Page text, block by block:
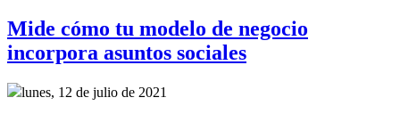
Mide cómo tu modelo de negocio
incorpora asuntos sociales
lunes, 12 de julio de 2021